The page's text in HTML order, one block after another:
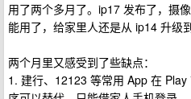
用了两个多月了。ip17 发布了，摄
能用了，给家里人还是从 ip14 升级
两个月里又感受到了些缺点：
1. 建行、12123 等常用 App 在